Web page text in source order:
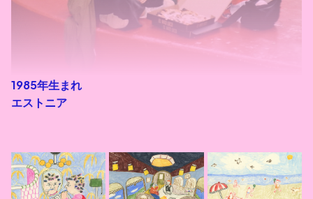
1985年生まれ
エストニア